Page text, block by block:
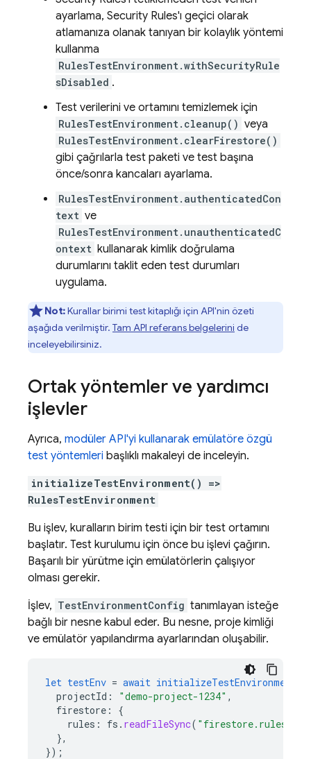
ayarlama, Security Rules'ı geçici olarak
atlamanıza olanak tanıyan bir kolaylık yöntemi
kullanma
RulesTestEnvironment.withSecurityRule
sDisabled .
Test verilerini ve ortamını temizlemek için
RulesTestEnvironment.cleanup() veya
RulesTestEnvironment.clearFirestore()
gibi çağrılarla test paketi ve test başına
önce/sonra kancaları ayarlama.
RulesTestEnvironment.authenticatedCon
text ve
RulesTestEnvironment.unauthenticatedC
ontext kullanarak kimlik doğrulama
durumlarını taklit eden test durumları
uygulama.
Not:Kurallar birimi test kitaplığı için API'nin özeti
aşağıda verilmiştir. Tam API referans belgelerini de
inceleyebilirsiniz.
Ortak yöntemler ve yardımcı
işlevler
Ayrıca, modüler API'yi kullanarak emülatöre özgü
test yöntemleri başlıklı makaleyi de inceleyin.
initializeTestEnvironment() =>
RulesTestEnvironment
Bu işlev, kuralların birim testi için bir test ortamını
başlatır. Test kurulumu için önce bu işlevi çağırın.
Başarılı bir yürütme için emülatörlerin çalışıyor
olması gerekir.
İşlev, TestEnvironmentConfig tanımlayan isteğe
bağlı bir nesne kabul eder. Bu nesne, proje kimliği
ve emülatör yapılandırma ayarlarından oluşabilir.
let testEnv = await initializeTestEnvironment
projectId : "demo-project-1234" ,
firestore :
{
rules : fs . readFileSync( "firestore.rules"
},
});